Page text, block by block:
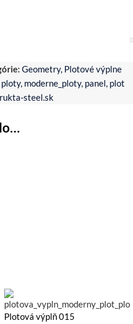
Geometry, Plotové výplne
, moderne_ploty, panel plot
steel.sk
Plotová výplň 015